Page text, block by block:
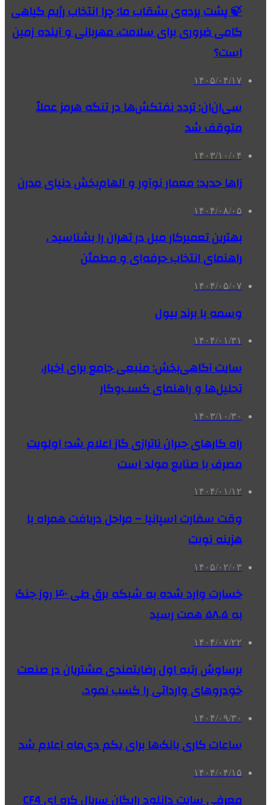
🍃 پشت پرده‌ی بشقاب ما: چرا انتخاب رژیم گیاهی
گامی ضروری برای سلامت، مهربانی و آینده زمین
است؟
۱۴۰۵/۰۴/۱۷
سی‌ان‌ان: تردد نفتکش‌ها در تنگه هرمز عملاً
متوقف شد
۱۴۰۳/۱۰/۰۴
زاها حدید: معمار نوآور و الهام‌بخش دنیای مدرن
۱۴۰۴/۰۸/۰۵
بهترین تعمیرکار مبل در تهران را بشناسید ،
راهنمای انتخاب حرفه‌ای و مطمئن
۱۴۰۴/۰۵/۰۷
وسمه با برند بیول
۱۴۰۴/۰۱/۳۱
سایت آگاهی‌بخش: منبعی جامع برای اخبار،
تحلیل‌ها و راهنمای کسب‌وکار
۱۴۰۳/۱۰/۳۰
راه کارهای جبران ناترازی گاز اعلام شد؛ اولویت
مصرف با صنایع مولد است
۱۴۰۴/۰۱/۱۲
وقت سفارت اسپانیا – مراحل دریافت همراه با
هزینه نوبت
۱۴۰۵/۰۲/۰۳
خسارت وارد شده به شبکه برق طی ۴۰ روز جنگ
به ۵۸.۵ همت رسید
۱۴۰۴/۰۷/۲۲
برساوش رتبه اول رضایتمندی مشتریان در صنعت
خودروهای وارداتی را کسب نمود.
۱۴۰۴/۰۹/۳۰
ساعات کاری بانک‌ها برای یکم دی‌ماه اعلام شد
۱۴۰۴/۰۴/۱۵
معرفی سایت دانلود رایگان سریال کره ای CF4